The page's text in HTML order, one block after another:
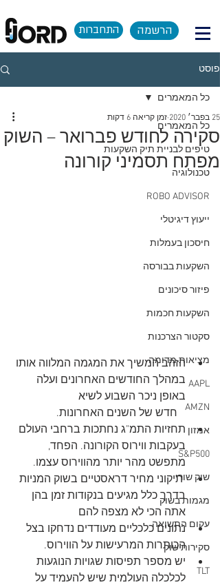
הרשמה התחברות
פוסט
כל המאמרים
טיפים לבניית תיק השקעות
טכנולוגיה
ROBO ADVISOR
ייעוץ דיגיטלי
חיסכון בעמלות
השקעות בבורסה
פיזור סיכונים
השקעות חכמות
סקטור הצרכנות
מציאות מדומה
AAPL
AMZN
אמזון
S&P500
שוק שורי
מגמות בשוק
עקום התשואה
סקירות שוק
TLT
כל המאמרים
סקירה לחודש פברואר – השוק
מפתח תסמיני קורונה
25 בפבר׳ 2020 זמן קריאה 6 דקות
הזהב המשיך את המגמה המלווה אותו
במהלך החודשים האחרונים ועלה
באופן ניכר השבוע לשיא
           חדש של השנים האחרונות.
תחזיות התמ"ג נחתכות ברחבי העולם
בעקבות ווירוס הקורונה. הפחד,
מתפשט מהר יותר מהווירוס עצמו.
תיקוני מחיר דראסטיים בשוק המניות
בדרך כלל מגיעים בנקודות זמן בהן
אתה הכי לא מצפה להם
נתונים כלכליים מעודדים נדחקו בצל
הכותרות המרעישות על הווירוס.
יש מספר תפיסות שגויות הנוגעות
לכלכלה העולמית שיש להעמיד על